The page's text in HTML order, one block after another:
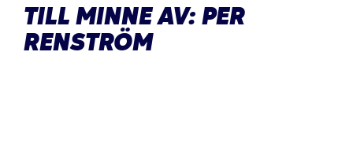
TILL MINNE AV: PER
RENSTRÖM